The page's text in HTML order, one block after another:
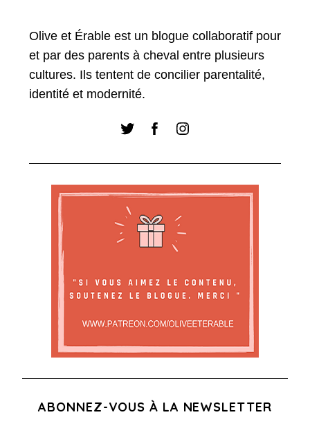
Olive et Érable est un blogue collaboratif pour
et par des parents à cheval entre plusieurs
cultures. Ils tentent de concilier parentalité,
identité et modernité.
ABONNEZ-VOUS À LA NEWSLETTER
e
a
r